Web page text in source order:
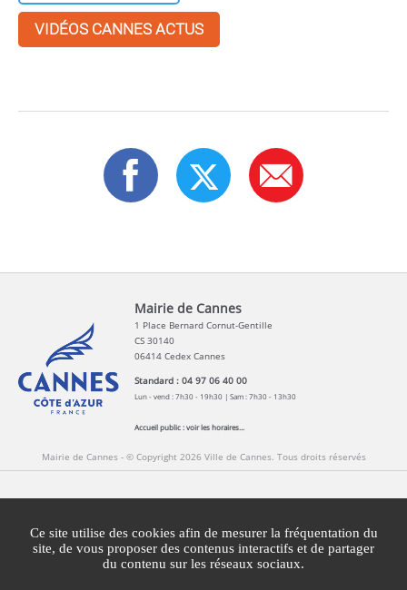
VIDÉOS CANNES ACTUS
Mairie de Cannes
1 Place Bernard Cornut-Gentille
CS 30140
06414 Cedex Cannes
Standard : 04 97 06 40 00
Lun - vend : 7h30 - 19h30 | Sam : 7h30 - 13h30
Accueil public :voir les horaires...
Mairie de Cannes - © Copyright 2026 Ville de Cannes. Tous droits réservés
Mentions légales Agglomération Cannes Lérins
Plan du site Gestion des cookies
Ce site utilise des cookies afin de mesurer la fréquentation du
site, de vous proposer des contenus interactifs et de partager
du contenu sur les réseaux sociaux.